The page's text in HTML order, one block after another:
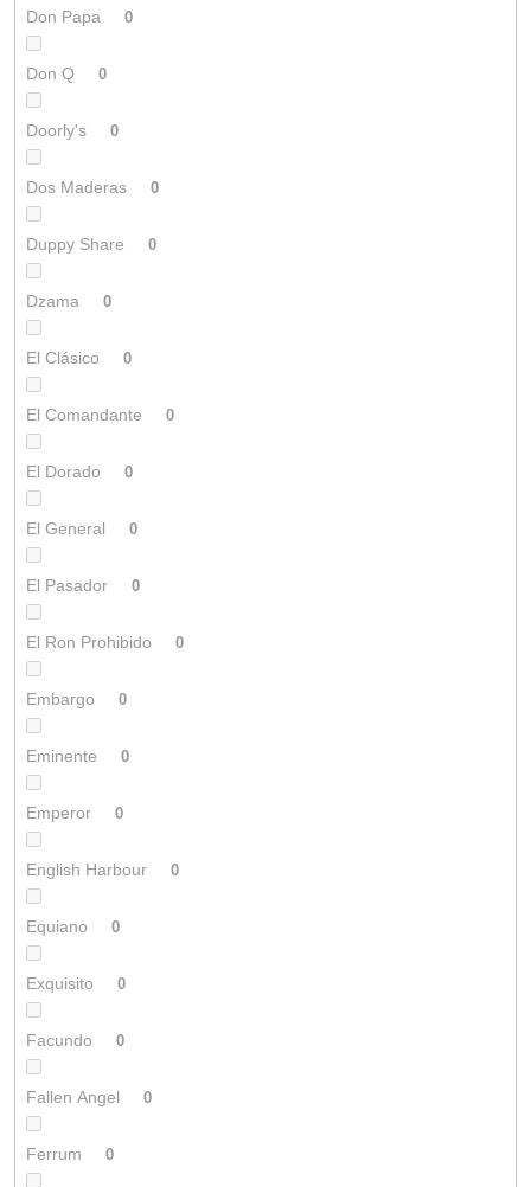
Don Papa 0
Don Q 0
Doorly's 0
Dos Maderas 0
Duppy Share 0
Dzama 0
El Clásico 0
El Comandante 0
El Dorado 0
El General 0
El Pasador 0
El Ron Prohibido 0
Embargo 0
Eminente 0
Emperor 0
English Harbour 0
Equiano 0
Exquisito 0
Facundo 0
Fallen Angel 0
Ferrum 0